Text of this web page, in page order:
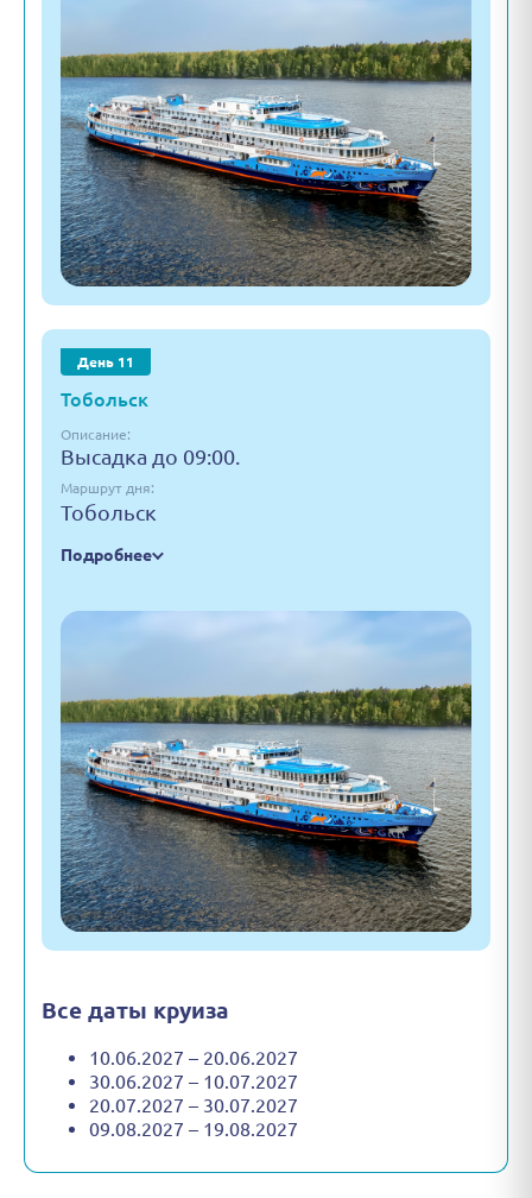
День 11
Тобольск
Описание:
Высадка до 09:00.
Маршрут дня:
Тобольск
Подробнее
Все даты круиза
10.06.2027 – 20.06.2027
30.06.2027 – 10.07.2027
20.07.2027 – 30.07.2027
09.08.2027 – 19.08.2027